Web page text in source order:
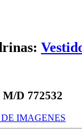
D 772532
IMAGENES